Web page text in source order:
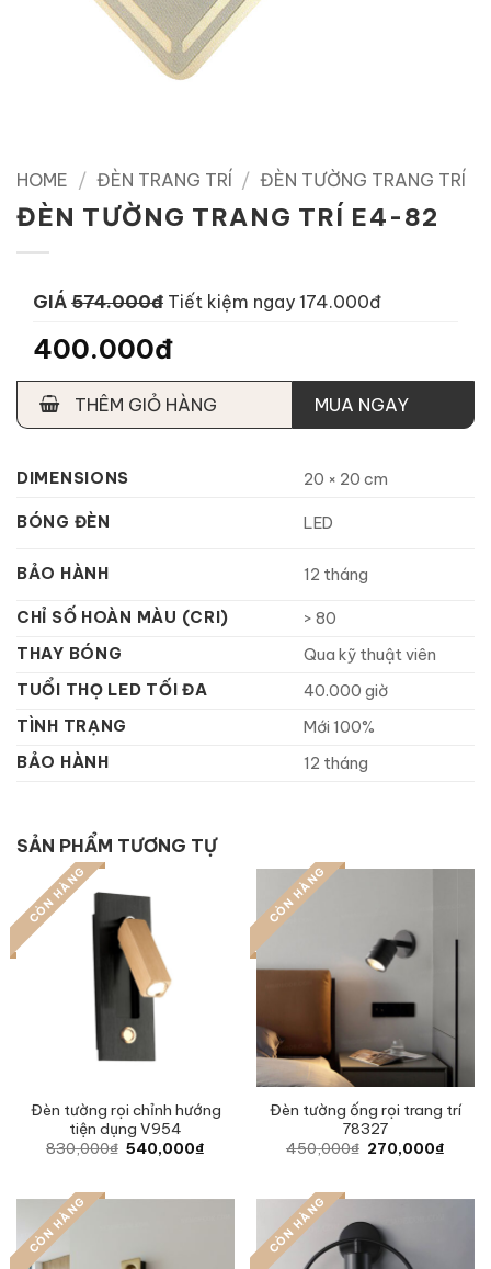
HOME / ĐÈN TRANG TRÍ / ĐÈN TƯỜNG TRANG TRÍ
ĐÈN TƯỜNG TRANG TRÍ E4-82
GIÁ 574.000đ Tiết kiệm ngay 174.000đ
400.000đ
THÊM GIỎ HÀNG MUA NGAY
DIMENSIONS 20 × 20 cm
BÓNG ĐÈN LED
BẢO HÀNH 12 tháng
CHỈ SỐ HOÀN MÀU (CRI)
> 80
THAY BÓNG
Qua kỹ thuật viên
TUỔI THỌ LED TỐI ĐA
40.000 giờ
TÌNH TRẠNG
Mới 100%
BẢO HÀNH
12 tháng
SẢN PHẨM TƯƠNG TỰ
CÒN HÀNG
Đèn tường rọi chỉnh hướng
tiện dụng V954
830,000₫ Original
price
540,000₫
CÒN HÀNG
Đèn tường ống rọi trang trí
78327
450,000₫ Original
price
270,000₫
CÒN HÀNG CÒN HÀNG